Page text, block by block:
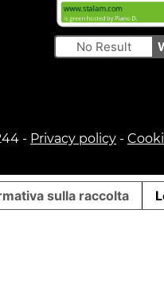
No Result
- Privacy policy -
sulla raccolta